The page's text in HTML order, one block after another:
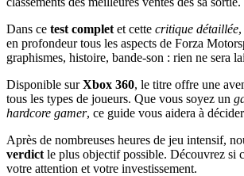
Dans ce test complet et cette critique détaillée
en profondeur tous les aspects de Forza
graphismes, histoire, bande-son : rien ne sera
Disponible surXbox 360, le titre offre une
tous les types de joueurs. Que vous soyez un
hardcore gamer, ce guide vous aidera à
Après de nombreuses heures de jeu intensif,
verdict le plus objectif possible. Découvrez si
votre attention et votre investissement.